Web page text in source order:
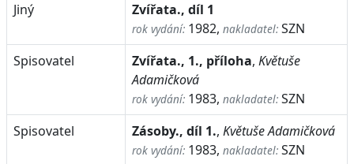
Jiný
Zvířata., díl 1
rok vydání: 1982, nakladatel: SZN
Spisovatel
Zvířata., 1., příloha, Květuše
Adamičková
rok vydání: 1983, nakladatel: SZN
Spisovatel
Zásoby., díl 1., Květuše Adamičková
rok vydání: 1983, nakladatel: SZN